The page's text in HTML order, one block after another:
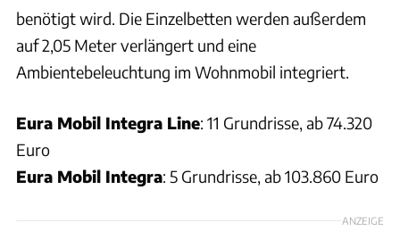
benötigt wird. Die Einzelbetten werden außerdem
auf 2,05 Meter verlängert und eine
Ambientebeleuchtung im Wohnmobil integriert.
Eura Mobil Integra Line: 11 Grundrisse, ab 74.320
Euro
Eura Mobil Integra: 5 Grundrisse, ab 103.860 Euro
ANZEIGE